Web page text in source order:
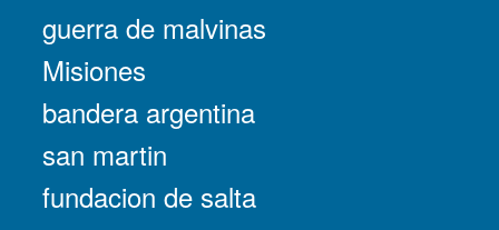
guerra de malvinas
Misiones
bandera argentina
san martin
fundacion de salta